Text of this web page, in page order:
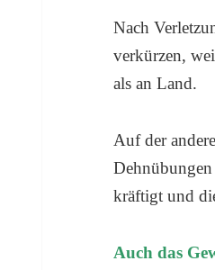
Nach
verkürzen,
als an Land.
Auf der
kräftigt und
Auch das